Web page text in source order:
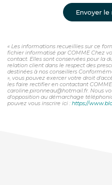
Envoyer le
« Les informations recueillies sur ce
fichier informatisé par COMME Chez
contact. Elles sont conservées pour la
relation client dans le respect des
destinées à nos conseillers
», vous pouvez exercer votre droit
les faire rectifier en contactant
caroline.pironneau@hotmail.fr. Nous
d'opposition au démarchage
pouvez vous inscrire ici : https://